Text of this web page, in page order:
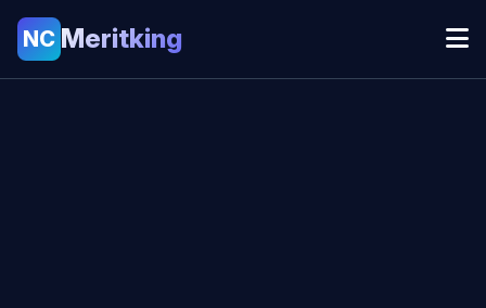
NC Meritking